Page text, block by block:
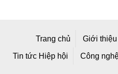
Trang chủ Giới
Tin tức Hiệp hội Công